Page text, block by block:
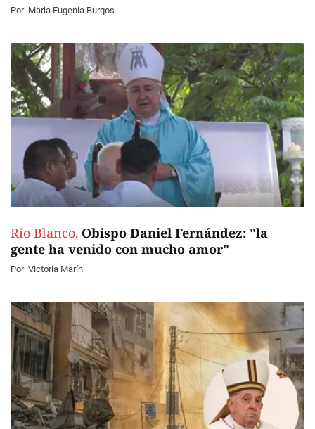
Por Maria Eugenia Burgos
Río Blanco. Obispo Daniel Fernández: "la
gente ha venido con mucho amor"
Por Victoria Marín